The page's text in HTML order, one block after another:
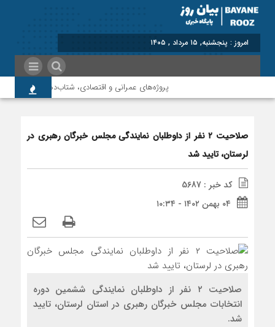
برابر با : Thursday -
پروژه‌های عمرانی و اقتصادی، شتاب‌دهنده توسعه
صلاحیت ۲ نفر از داوطلبان نمایندگی مجلس خبرگان رهبری در
لرستان، تایید شد
کد خبر : 5687
۰۴ بهمن ۱۴۰۲ - ۱۰:۳۴
صلاحیت ۲ نفر از داوطلبان نمایندگی ششمین دوره
انتخابات مجلس خبرگان رهبری در استان لرستان، تایید
شد.